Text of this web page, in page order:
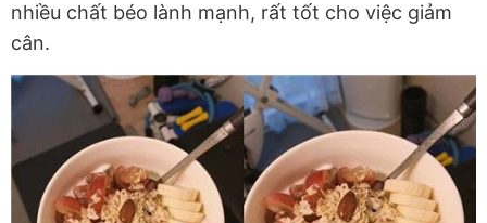
nhiều chất béo lành mạnh, rất tốt cho việc giảm
cân.